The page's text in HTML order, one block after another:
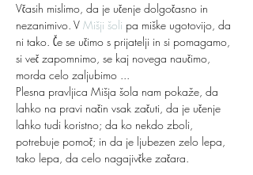
Včasih mislimo, da je učenje dolgočasno in
nezanimivo. V Mišji šoli pa miške ugotovijo, da
ni tako. Če se učimo s prijatelji in si pomagamo,
si več zapomnimo, se kaj novega naučimo,
morda celo zaljubimo ...
Plesna pravljica Mišja šola nam pokaže, da
lahko na pravi način vsak začuti, da je učenje
lahko tudi koristno; da ko nekdo zboli,
potrebuje pomoč; in da je ljubezen zelo lepa,
tako lepa, da celo nagajivčke začara.